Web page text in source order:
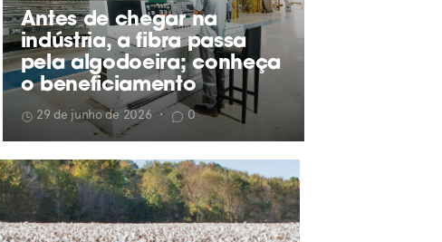
Antes de chegar na
indústria, a fibra passa
pela algodoeira; conheça
o beneficiamento
29 de junho de 2026 • 0